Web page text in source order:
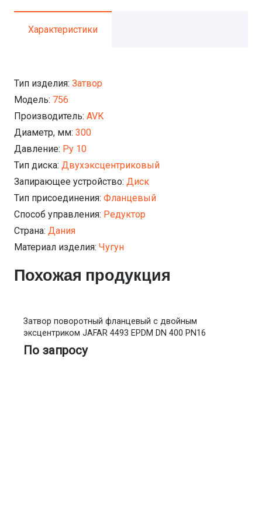
Характеристики
Тип изделия: Затвор
Модель: 756
Производитель: AVK
Диаметр, мм: 300
Давление: Ру 10
Тип диска: Двухэксцентриковый
Запирающее устройство: Диск
Тип присоединения: Фланцевый
Способ управления: Редуктор
Страна: Дания
Материал изделия: Чугун
Похожая продукция
Затвор поворотный фланцевый с двойным
эксцентриком JAFAR 4493 EPDM DN 400 PN16
По запросу